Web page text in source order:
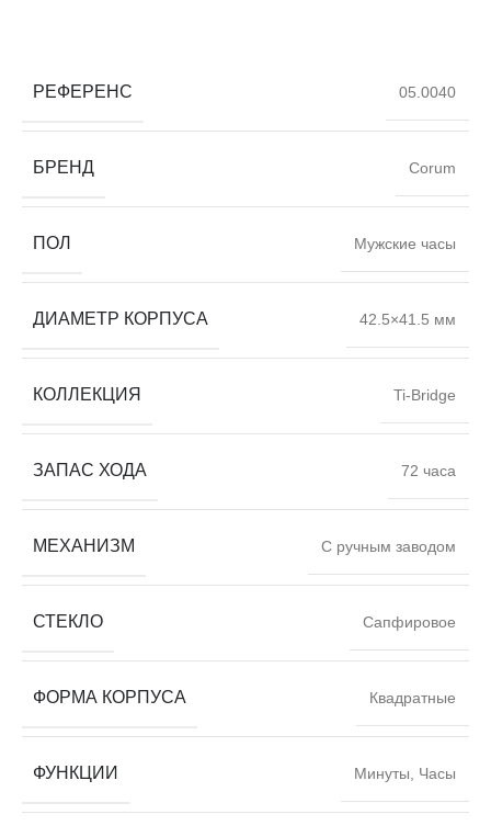
РЕФЕРЕНС 05.0040
БРЕНД Corum
ПОЛ Мужские часы
ДИАМЕТР КОРПУСА 42.5×41.5 мм
КОЛЛЕКЦИЯ Ti-Bridge
ЗАПАС ХОДА 72 часа
МЕХАНИЗМ С ручным заводом
СТЕКЛО Сапфировое
ФОРМА КОРПУСА Квадратные
ФУНКЦИИ Минуты, Часы